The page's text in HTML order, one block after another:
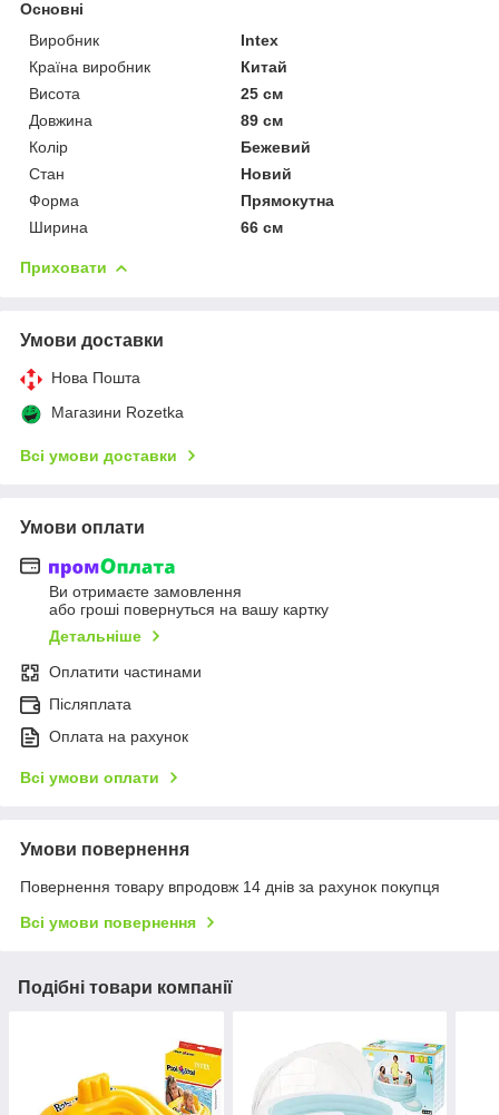
Основні
Виробник
Intex
Країна виробник
Китай
Висота
25 см
Довжина
89 см
Колір
Бежевий
Стан
Новий
Форма
Прямокутна
Ширина
66 см
Приховати
Умови доставки
Нова Пошта
Магазини Rozetka
Всі умови доставки
Умови оплати
Ви отримаєте замовлення
або гроші повернуться на вашу картку
Детальніше
Оплатити частинами
Післяплата
Оплата на рахунок
Всі умови оплати
Умови повернення
Повернення товару впродовж 14 днів за рахунок покупця
Всі умови повернення
Подібні товари компанії